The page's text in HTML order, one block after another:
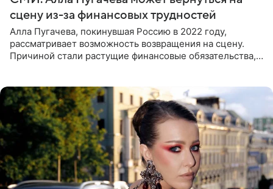
сцену из-за финансовых трудностей
Алла Пугачева, покинувшая Россию в 2022 году,
рассматривает возможность возвращения на сцену.
Причиной стали растущие финансовые обязательства,